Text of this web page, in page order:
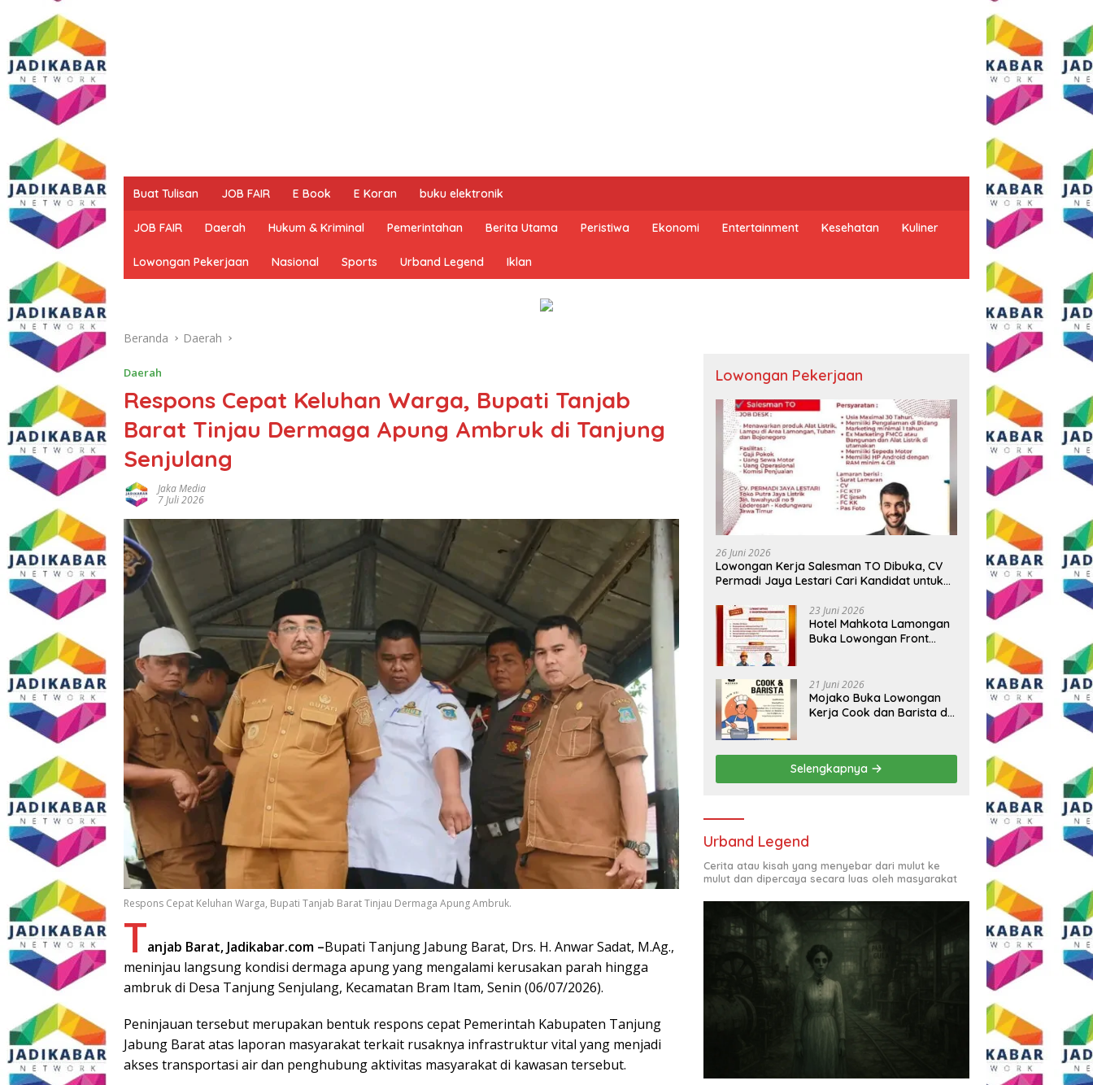
Buat Tulisan JOB FAIR E Book E Koran buku elektronik
JOB FAIR Daerah Hukum & Kriminal Pemerintahan Berita Utama Peristiwa Ekonomi Entertainment Kesehatan Kuliner
Lowongan Pekerjaan Nasional Sports Urband Legend Iklan
Beranda Daerah
Daerah
Respons Cepat Keluhan Warga, Bupati Tanjab
Barat Tinjau Dermaga Apung Ambruk di Tanjung
Senjulang
Jaka Media
7 Juli 2026
Respons Cepat Keluhan Warga, Bupati Tanjab Barat Tinjau Dermaga Apung Ambruk.
Tanjab Barat, Jadikabar.com –Bupati Tanjung Jabung Barat, Drs. H. Anwar Sadat, M.Ag.,
meninjau langsung kondisi dermaga apung yang mengalami kerusakan parah hingga
ambruk di Desa Tanjung Senjulang, Kecamatan Bram Itam, Senin (06/07/2026).
Peninjauan tersebut merupakan bentuk respons cepat Pemerintah Kabupaten Tanjung
Jabung Barat atas laporan masyarakat terkait rusaknya infrastruktur vital yang menjadi
akses transportasi air dan penghubung aktivitas masyarakat di kawasan tersebut.
Lowongan Pekerjaan
26 Juni 2026
Lowongan Kerja Salesman TO Dibuka, CV
Permadi Jaya Lestari Cari Kandidat untuk
23 Juni 2026
Hotel Mahkota Lamongan
Buka Lowongan Front
Syaratnya
21 Juni 2026
Mojako Buka Lowongan
Kerja Cook dan Barista di
Selengkapnya
Urband Legend
Cerita atau kisah yang menyebar dari mulut ke
mulut dan dipercaya secara luas oleh masyarakat